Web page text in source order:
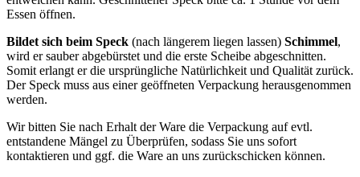
Essen öffnen.
Bildet sich beim Speck (nach längerem liegen lassen) Schimmel,
wird er sauber abgebürstet und die erste Scheibe abgeschnitten.
Somit erlangt er die ursprüngliche Natürlichkeit und Qualität zurück.
Der Speck muss aus einer geöffneten Verpackung herausgenommen
werden.
Wir bitten Sie nach Erhalt der Ware die Verpackung auf evtl.
entstandene Mängel zu Überprüfen, sodass Sie uns sofort
kontaktieren und ggf. die Ware an uns zurückschicken können.